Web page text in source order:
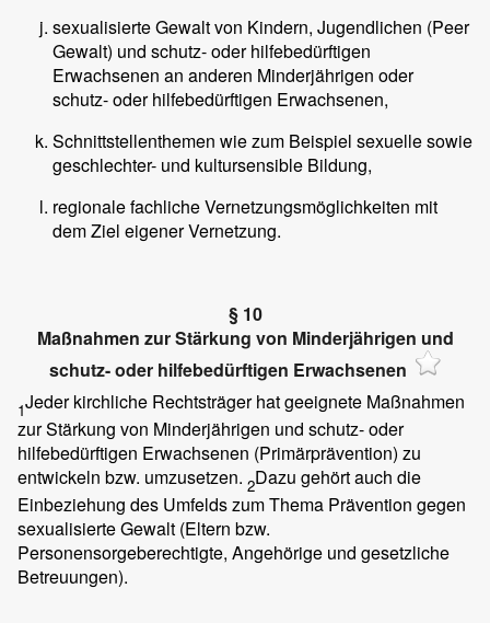
sexualisierte Gewalt von Kindern, Jugendlichen (Peer
Gewalt) und schutz- oder hilfebedürftigen
Erwachsenen an anderen Minderjährigen oder
schutz- oder hilfebedürftigen Erwachsenen,
Schnittstellenthemen wie zum Beispiel sexuelle sowie
geschlechter- und kultursensible Bildung,
regionale fachliche Vernetzungsmöglichkeiten mit
dem Ziel eigener Vernetzung.
§ 10
Maßnahmen zur Stärkung von Minderjährigen und
schutz- oder hilfebedürftigen Erwachsenen
1Jeder kirchliche Rechtsträger hat geeignete Maßnahmen
zur Stärkung von Minderjährigen und schutz- oder
hilfebedürftigen Erwachsenen (Primärprävention) zu
entwickeln bzw. umzusetzen. 2Dazu gehört auch die
Einbeziehung des Umfelds zum Thema Prävention gegen
sexualisierte Gewalt (Eltern bzw.
Personensorgeberechtigte, Angehörige und gesetzliche
Betreuungen).